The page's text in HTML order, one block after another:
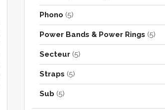
Phono (5)
Power Bands & Power Rings (5)
Secteur (5)
Straps (5)
Sub (5)